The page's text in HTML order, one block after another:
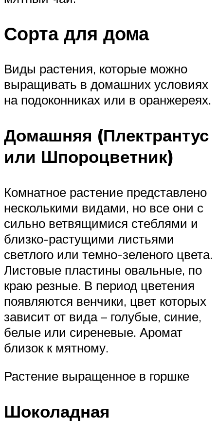
Сорта для дома
Виды растения, которые можно
выращивать в домашних условиях
на подоконниках или в оранжереях.
Домашняя (Плектрантус
или Шпороцветник)
Комнатное растение представлено
несколькими видами, но все они с
сильно ветвящимися стеблями и
близко-растущими листьями
светлого или темно-зеленого цвета.
Листовые пластины овальные, по
краю резные. В период цветения
появляются венчики, цвет которых
зависит от вида – голубые, синие,
белые или сиреневые. Аромат
близок к мятному.
Растение выращенное в горшке
Шоколадная